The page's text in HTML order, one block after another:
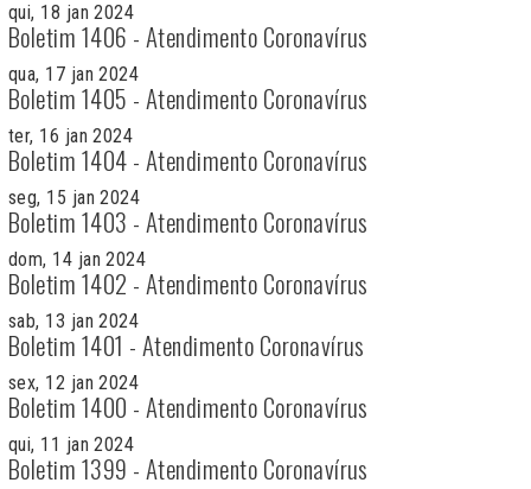
qui, 18 jan 2024
Boletim 1406 - Atendimento Coronavírus
qua, 17 jan 2024
Boletim 1405 - Atendimento Coronavírus
ter, 16 jan 2024
Boletim 1404 - Atendimento Coronavírus
seg, 15 jan 2024
Boletim 1403 - Atendimento Coronavírus
dom, 14 jan 2024
Boletim 1402 - Atendimento Coronavírus
sab, 13 jan 2024
Boletim 1401 - Atendimento Coronavírus
sex, 12 jan 2024
Boletim 1400 - Atendimento Coronavírus
qui, 11 jan 2024
Boletim 1399 - Atendimento Coronavírus